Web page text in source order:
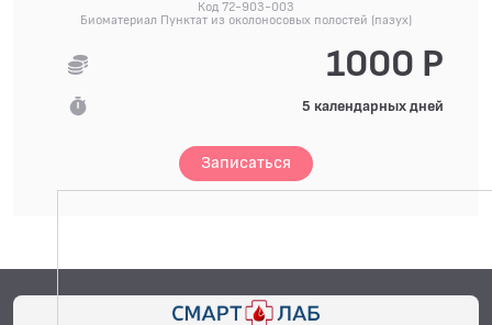
Код 72-903-003
Биоматериал Пунктат из околоносовых полостей (пазух)
1000 Р
5 календарных дней
Записаться